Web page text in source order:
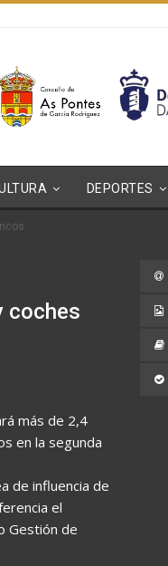
DEPORTES
coches
más de 2,4
en la segunda
de influencia de
el
Gestión de